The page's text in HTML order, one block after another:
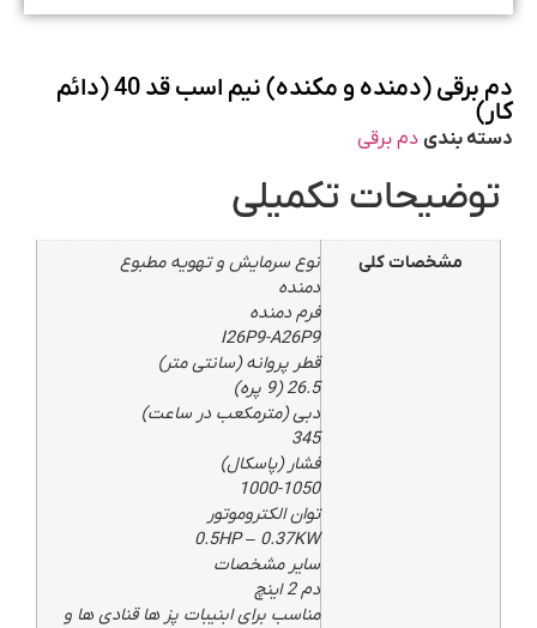
دم برقی (دمنده و مکنده) نیم اسب قد 40 (دائم
کار)
دسته بندی دم برقی
توضیحات تکمیلی
مشخصات کلی
نوع سرمایش و تهویه مطبوع
دمنده
فرم دمنده
I26P9-A26P9
قطر پروانه (سانتی متر)
26.5 (9 پره)
دبی (مترمکعب در ساعت)
345
فشار (پاسکال)
1000-1050
توان الکتروموتور
0.5HP – 0.37KW
سایر مشخصات
دم 2 اینچ
مناسب برای ابنیبات پز ها قنادی ها و